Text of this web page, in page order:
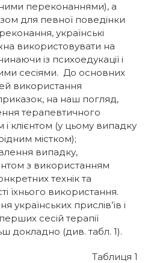
переконаннями), а
для певної поведінки
українські
використовувати на
із психоедукації і
сесіями. До основних
використання
приказок, на наш погляд,
терапевтичного
клієнтом (у цьому випадку
містком);
випадку,
з використанням
технік та
їхнього використання.
прислів’їв і
сесій терапії
докладно (див. табл. 1).
Таблиця 1